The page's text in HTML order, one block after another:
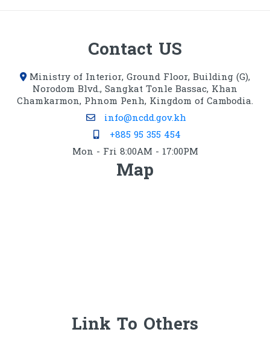
Contact US
Ministry of Interior, Ground Floor, Building (G),
Norodom Blvd., Sangkat Tonle Bassac, Khan
Chamkarmon, Phnom Penh, Kingdom of Cambodia.
info@ncdd.gov.kh
+885 95 355 454
Mon - Fri 8:00AM - 17:00PM
Map
Link To Others